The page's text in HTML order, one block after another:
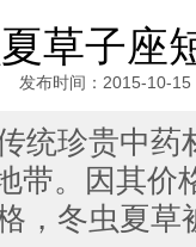
草子座
发布时间：2015-10-15
统珍贵中
带。因其价
，冬虫夏草